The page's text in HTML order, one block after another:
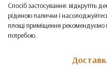
Спосіб застосування: відкрутіть
рідиною палички і
площі приміщення рекомендуємо
потребою.